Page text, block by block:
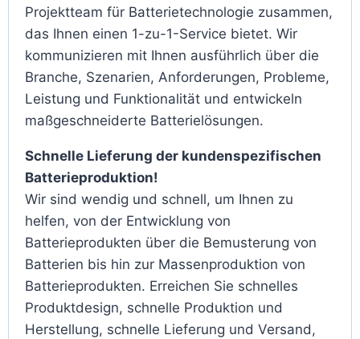
Projektteam für Batterietechnologie zusammen,
das Ihnen einen 1-zu-1-Service bietet. Wir
kommunizieren mit Ihnen ausführlich über die
Branche, Szenarien, Anforderungen, Probleme,
Leistung und Funktionalität und entwickeln
maßgeschneiderte Batterielösungen.
Schnelle Lieferung der kundenspezifischen
Batterieproduktion!
Wir sind wendig und schnell, um Ihnen zu
helfen, von der Entwicklung von
Batterieprodukten über die Bemusterung von
Batterien bis hin zur Massenproduktion von
Batterieprodukten. Erreichen Sie schnelles
Produktdesign, schnelle Produktion und
Herstellung, schnelle Lieferung und Versand,